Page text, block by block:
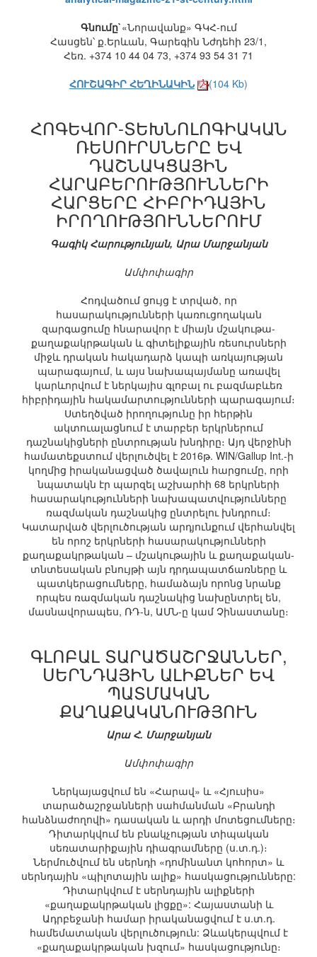
Գնումը`«Նորավանք» ԳԿՀ-ում
Հասցեն՝ ք.Երևան, Գարեգին Նժդեհի 23/1,
Հեռ. +374 10 44 04 73, +374 93 54 31 71
ՀՈՒՇԱԳԻՐ ՀԵՂԻՆԱԿԻՆ
(104 Kb)
ՀՈԳԵՎՈՐ-ՏԵԽՆՈԼՈԳԻԱԿԱՆ
ՌԵՍՈՒՐՍՆԵՐԸ ԵՎ
ԴԱՇՆԱԿՑԱՅԻՆ
ՀԱՐԱԲԵՐՈՒԹՅՈՒՆՆԵՐԻ
ՀԱՐՑԵՐԸ ՀԻԲՐԻԴԱՅԻՆ
ԻՐՈՂՈՒԹՅՈՒՆՆԵՐՈՒՄ
Գագիկ Հարությունյան, Արա Մարջանյան
Ամփոփագիր
Հոդվածում ցույց է տրված, որ
հասարակությունների կառուցողական
զարգացումը հնարավոր է միայն մշակութա-
քաղաքակրթական և գիտելիքային ռեսուրսների
միջև դրական հակադարձ կապի առկայության
պարագայում, և այս նախապայմանը առավել
կարևորվում է ներկայիս գլոբալ ու բազմաբևեռ
հիբրիդային հակամարտությունների պարագայում։
Ստեղծված իրողությունը իր հերթին
ակտուալացնում է տարբեր երկրներում
դաշնակիցների ընտրության խնդիրը։ Այդ վերջինի
համատեքստում վերլուծվել է 2016թ. WIN/Gallup Int.-ի
կողմից իրականացված ծավալուն հարցումը, որի
նպատակն էր պարզել աշխարհի 68 երկրների
հասարակությունների նախապատվությունները
ռազմական դաշնակից ընտրելու խնդրում։
Կատարված վերլուծության արդյունքում վերհանվել
են որոշ երկրների հասարակությունների
քաղաքակրթական – մշակութային և քաղաքական-
տնտեսական բնույթի այն դրդապատճառները և
պատկերացումները, համաձայն որոնց նրանք
որպես ռազմական դաշնակից նախընտրել են,
մասնավորապես, ՌԴ-ն, ԱՄՆ-ը կամ Չինաստանը։
ԳԼՈԲԱԼ ՏԱՐԱԾԱՇՐՋԱՆՆԵՐ,
ՍԵՐՆԴԱՅԻՆ ԱԼԻՔՆԵՐ ԵՎ
ՊԱՏՄԱԿԱՆ
ՔԱՂԱՔԱԿԱՆՈՒԹՅՈՒՆ
Արա Հ. Մարջանյան
Ամփոփագիր
Ներկայացվում են «Հարավ» և «Հյուսիս»
տարածաշրջանների սահմանման «Բրանդի
հանձնաժողովի» դասական և արդի մոտեցումները։
Դիտարկվում են բնակչության տիպական
սեռատարիքային դիագրամները (ս.տ.դ.)։
Ներմուծվում են սերնդի «դոմինանտ կոհորտ» և
սերնդային «պիլոտային ալիք» հասկացությունները:
Դիտարկվում է սերնդային ալիքների
«քաղաքակրթական լիցքը»: Հայաստանի և
Ադրբեջանի համար իրականացվում է ս.տ.դ.
համեմատական վերլուծություն: Ձևակերպվում է
«քաղաքակրթական խզում» հասկացությունը։